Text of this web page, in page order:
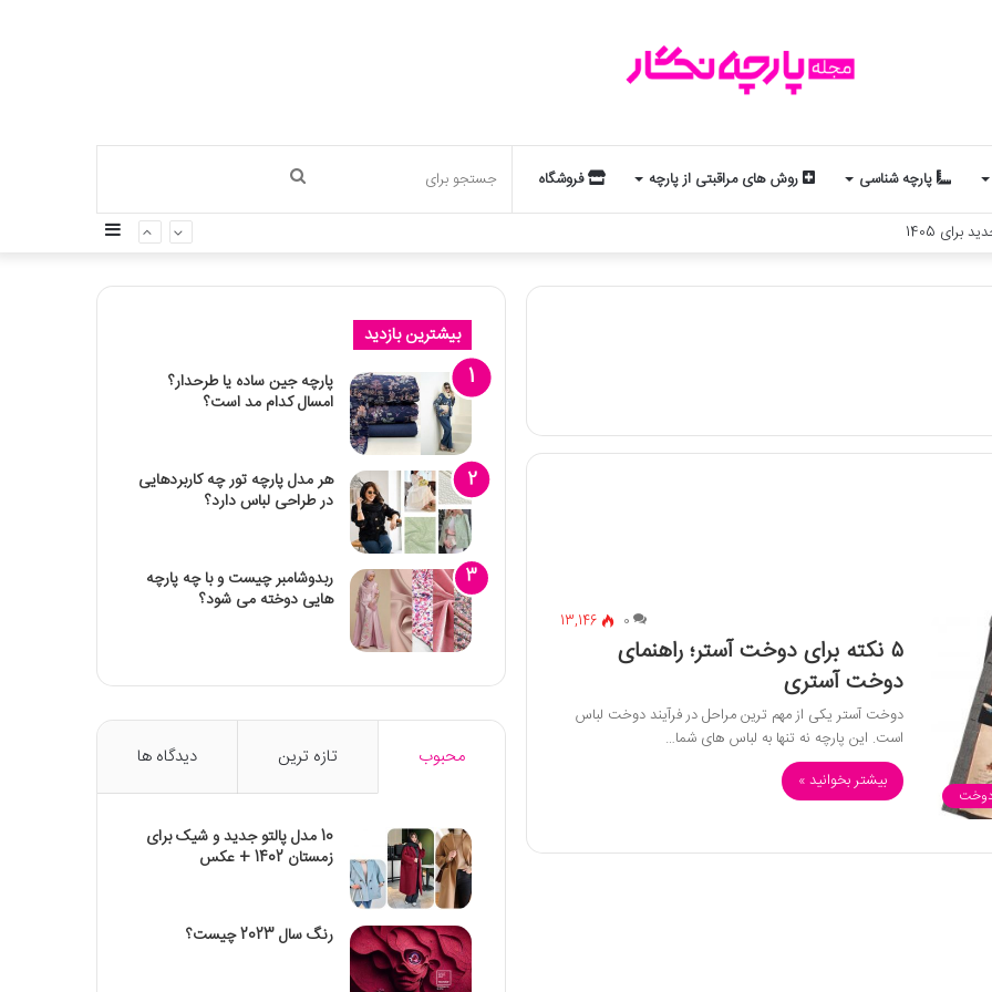
پارچه شناسی روش های مراقبتی از پارچه فروشگاه
دوخت
0
13,146
۵ نکته برای دوخت آستر؛ راهنمای
دوخت آستری
دوخت آستر یکی از مهم‌ ترین مراحل در فرآیند دوخت لباس‌
است. این پارچه نه تنها به لباس‌ های شما…
بیشتر بخوانید »
بیشترین بازدید
پارچه جین ساده یا طرحدار؟
امسال کدام مد است؟
هر مدل پارچه تور چه کاربردهایی
در طراحی لباس دارد؟
ربدوشامبر چیست و با چه پارچه
هایی دوخته می شود؟
محبوب تازه ترین دیدگاه ها
10 مدل پالتو جدید و شیک برای
زمستان 1402 + عکس
رنگ سال 2023 چیست؟